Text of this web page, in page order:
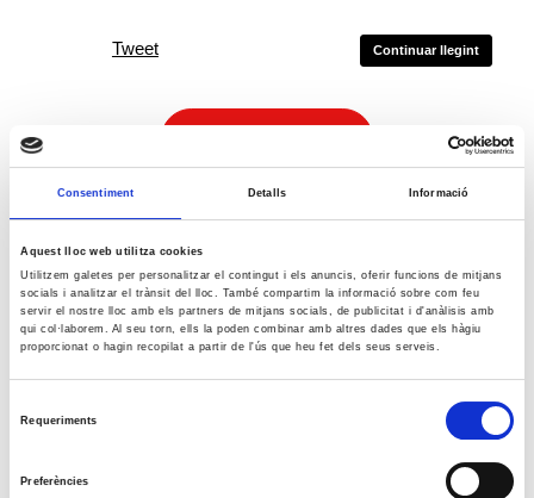
Consentiment Detalls Informació
Aquest lloc web utilitza cookies
Utilitzem galetes per personalitzar el contingut i els anuncis, oferir funcions de mitjans
socials i analitzar el trànsit del lloc. També compartim la informació sobre com feu
servir el nostre lloc amb els partners de mitjans socials, de publicitat i d'anàlisis amb
qui col·laborem. Al seu torn, ells la poden combinar amb altres dades que els hàgiu
proporcionat o hagin recopilat a partir de l'ús que heu fet dels seus serveis.
Requeriments
Preferències
Continuar llegint
Tweet
APP USOC per Android
APP USOC per iOS